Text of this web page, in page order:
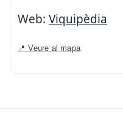
Web: Viquipèdia
📍 Veure al mapa